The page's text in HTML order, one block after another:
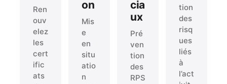
Ren
ouv
elez
les
cert
ific
ats
on
Mis
e
en
situ
atio
n
cia
ux
Pré
ven
tion
des
RPS
tion
des
risq
ues
liés
à
l’act